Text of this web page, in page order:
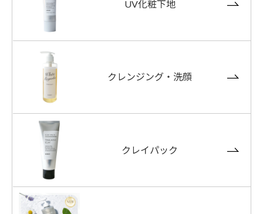
UV化粧下地
クレンジング・洗顔
クレイパック